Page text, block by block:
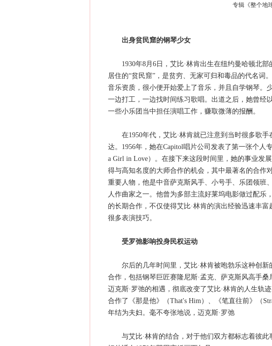
专辑《整个地
出身贫民窟的钢琴少女
1930年8月6日，艾比·林肯出生在纽约曼哈顿北部
居住的“贫民窟”，是贫穷、无家可归和毒品的代名词
音乐资质，很小便开始爱上了音乐，并且自学钢琴。
一边打工，一边找时间练习歌唱。出道之后，她曾经
一些小乐团当中担任演唱工作，赚取微薄的报酬。
在1950年代，艾比·林肯就已注意到当时很多歌手
达。1956年，她在Capitol唱片公司发表了第一张个人
a Girl in Love）。在接下来这段时间里，她的事业发
得与高知名度的大师合作的机会，其中最著名的合作
重要人物，他是中音萨克斯风手、小号手、乐团领班
人作曲家之一。他曾为多部主流好莱坞电影做过配乐
的长期合作，不仅使得艾比·林肯的演出经验迅速丰
很多表演技巧。
受罗弛影响投身民权运动
尔后的几年时间里，艾比·林肯被咆勃乐这种创新
合作，包括钢琴巨匠赛隆尼斯·孟克、萨克斯风高手
迈克斯·罗弛的相遇，彻底改变了艾比·林肯的人生轨
合作了《那是他》（That's Him）、《笔直往前》（
年结为夫妇。毫不夸张地说，迈克斯·罗弛
与艾比·林肯的结合，对于他们双方都标志着彼此